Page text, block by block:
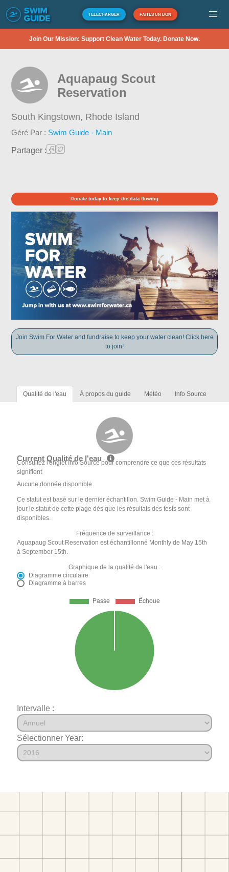
TÉLÉCHARGER FAITES UN DON
Join Our Mission: Support Clean Water Today. Donate Now.
Aquapaug Scout
Reservation
South Kingstown, Rhode Island
Géré Par : Swim Guide - Main
Partager :
Donate today to keep the data flowing
Join Swim For Water and fundraise to keep your water clean! Click here
to join!
Qualité de l'eau À propos du guide Météo Info Source
Current Qualité de l'eau
Consultez l'onglet Info Source pour comprendre ce que ces résultats
signifient
Aucune donnée disponible
Ce statut est basé sur le dernier échantillon. Swim Guide - Main met à
jour le statut de cette plage dès que les résultats des tests sont
disponibles.
Fréquence de surveillance :
Aquapaug Scout Reservation est échantillonné Monthly de May 15th
à September 15th.
Graphique de la qualité de l'eau :
Diagramme circulaire
Diagramme à barres
Intervalle :
Sélectionner Year: